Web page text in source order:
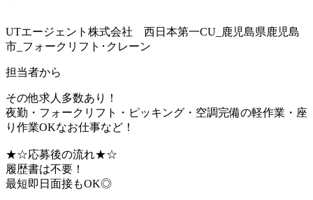
UTエージェント株式会社 西日本第一CU_鹿児島県鹿児島
市_フォークリフト･クレーン
担当者から
その他求人多数あり！
夜勤・フォークリフト・ピッキング・空調完備の軽作業・座
り作業OKなお仕事など！
★☆応募後の流れ★☆
履歴書は不要！
最短即日面接もOK◎